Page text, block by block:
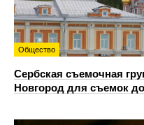
Общество
Сербская съемочная
Новгород для съемок